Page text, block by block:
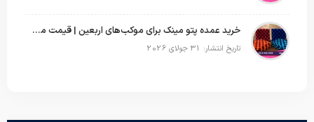
خرید عمده پتو مینک برای موکب‌های اربعین | قیمت مناسب و ارسال سریع
تاریخ انتشار: 31 جولای 2026